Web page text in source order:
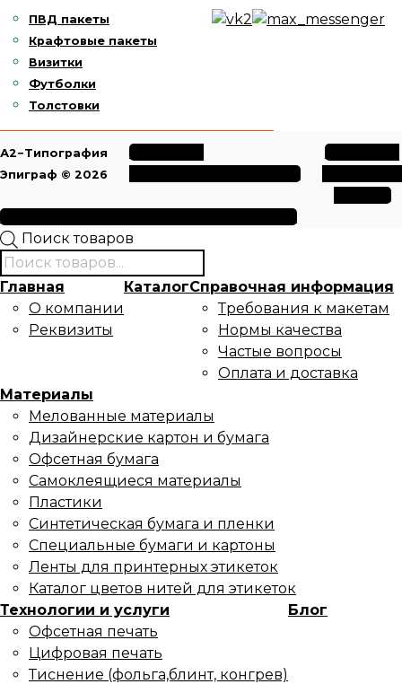
ПВД пакеты
Крафтовые пакеты
Визитки
Футболки
Толстовки
А2−Типография
Эпиграф © 2026
Политика
конфиденциальности
Политика
данных
Условия использования файлов cookie
Поиск товаров
Главная
О компании
Реквизиты
КаталогСправочная информация
Требования к макетам
Нормы качества
Частые вопросы
Оплата и доставка
Материалы
Мелованные материалы
Дизайнерские картон и бумага
Офсетная бумага
Самоклеящиеся материалы
Пластики
Синтетическая бумага и пленки
Специальные бумаги и картоны
Ленты для принтерных этикеток
Каталог цветов нитей для этикеток
Технологии и услуги
Офсетная печать
Цифровая печать
Тиснение (фольга,блинт, конгрев)
Блог